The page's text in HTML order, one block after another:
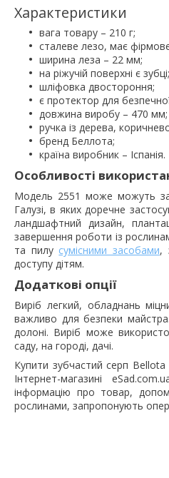
Характеристики
вага товару – 210 г;
сталеве лезо, має
ширина леза – 22 мм;
на ріжучій поверхні є зубці;
шліфовка двостороння;
є протектор для
довжина виробу – 470 мм;
ручка із дерева,
бренд Беллота;
країна виробник – Іспанія.
Особливості
Модель 2551 може можуть
Галузі, в яких доречне
ландшафтний дизайн,
завершення роботи із
та пилу сумісними засобами,
доступу дітям.
Додаткові опції
Виріб легкий, обладнань
важливо для безпеки
долоні. Виріб може
саду, на городі, дачі.
Купити зубчастий серп
Інтернет-магазині
інформацію про товар,
рослинами, запропонують